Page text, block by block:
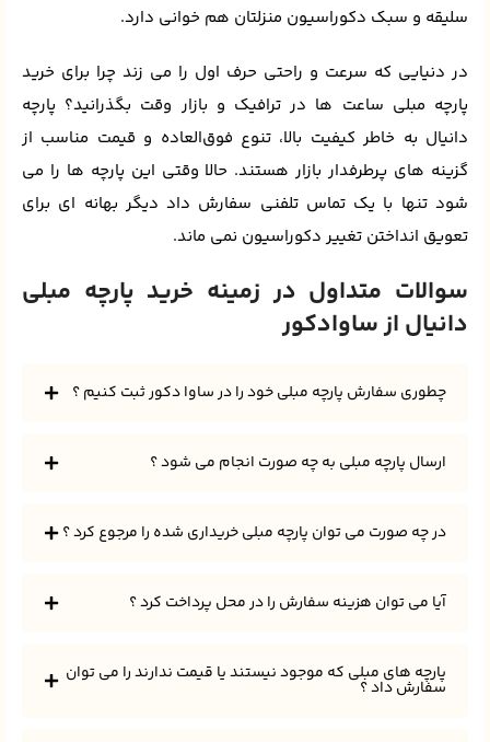
سلیقه و سبک دکوراسیون منزلتان هم خوانی دارد.
در دنیایی که سرعت و راحتی حرف اول را می‌ زند چرا برای خرید
پارچه مبلی ساعت‌ ها در ترافیک و بازار وقت بگذرانید؟ پارچه
دانیال به خاطر کیفیت بالا، تنوع فوق‌العاده و قیمت مناسب از
گزینه‌ های پرطرفدار بازار هستند. حالا وقتی این پارچه‌ ها را می‌
شود تنها با یک تماس تلفنی سفارش داد دیگر بهانه‌ ای برای
تعویق انداختن تغییر دکوراسیون نمی‌ ماند.
سوالات متداول در زمینه خرید پارچه مبلی
دانیال از ساوادکور
چطوری سفارش پارچه مبلی خود را در ساوا دکور ثبت کنیم ؟
ارسال پارچه مبلی به چه صورت انجام می شود ؟
در چه صورت می توان پارچه مبلی خریداری شده را مرجوع کرد ؟
آیا می توان هزینه سفارش را در محل پرداخت کرد ؟
پارچه های مبلی که موجود نیستند یا قیمت ندارند را می توان
سفارش داد ؟